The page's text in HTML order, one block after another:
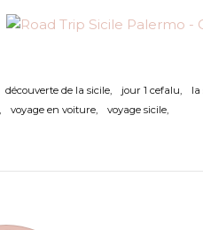
découverte de la sicile jour 1 cefalu la
voyage en voiture voyage sicile